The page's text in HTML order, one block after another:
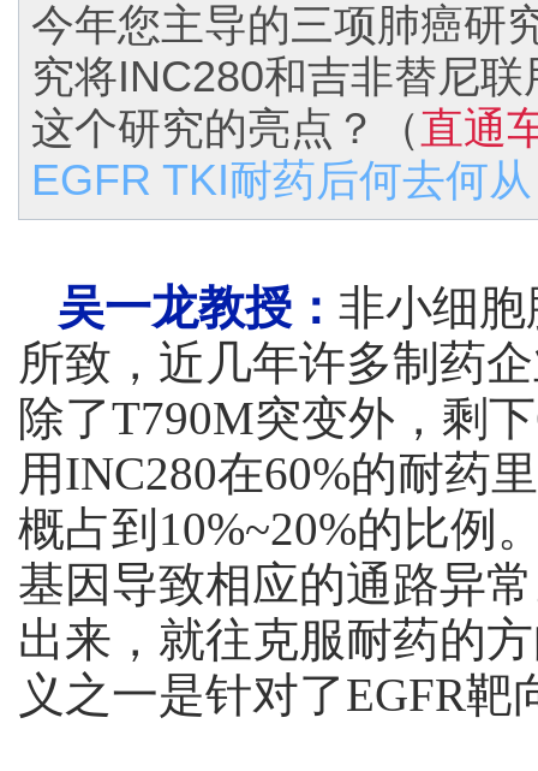
今年您主导的三项肺癌研
究将INC280和吉非替尼
这个研究的亮点？（直通
EGFR TKI耐药后何去何
吴一龙教授： 非小细胞
所致，近几年许多制药
除了T790M突变外，剩
用INC280在60%的耐药
概占到10%~20%的比例
基因导致相应的通路异
出来，就往克服耐药的
义之一是针对了EGFR